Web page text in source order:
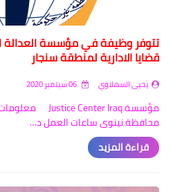
تتوفر وظيفة في مؤسسة العدالة
قضايا الاداریة لمنطقة سنجار
يحيى السهلاوي
محافظة نينوى ساعات العمل د…
قراءة المزيد